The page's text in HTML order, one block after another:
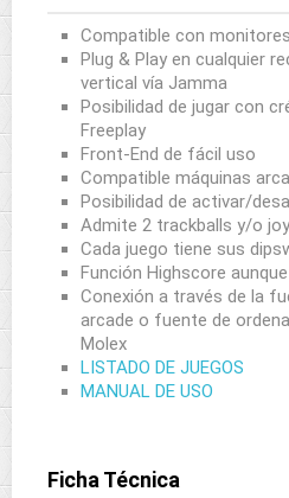
Compatible con
Plug & Play en cualquier
vertical vía Jamma
Posibilidad de jugar con
Freeplay
Front-End de fácil uso
Compatible máquinas
Posibilidad de activar/
Admite 2 trackballs y/o
Cada juego tiene sus
Función Highscore
Conexión a través de la
arcade o fuente de
Molex
LISTADO DE JUEGOS
MANUAL DE USO
Ficha Técnica